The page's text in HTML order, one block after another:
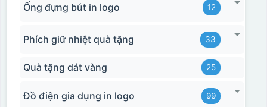
Hộp xi bình hoa
Ống đựng bút in logo 12
Phích giữ nhiệt quà tặng 33
Quà tặng dát vàng 25
Đồ điện gia dụng in logo 99